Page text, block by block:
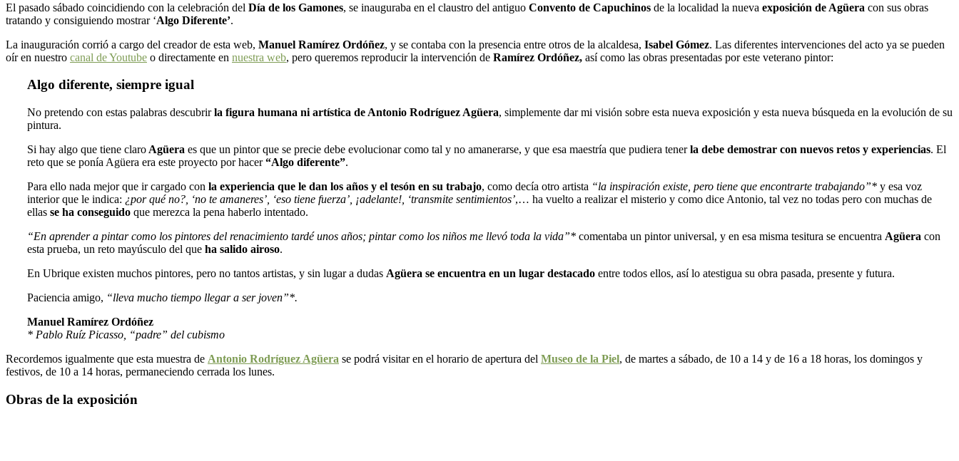
El pasado sábado coincidiendo con la celebración del Día de los Gamones, se inauguraba en el claustro del antiguo Convento de Capuchinos de la localidad la nueva exposición de Agüera con sus obras
tratando y consiguiendo mostrar ‘Algo Diferente’.
La inauguración corrió a cargo del creador de esta web, Manuel Ramírez Ordóñez, y se contaba con la presencia entre otros de la alcaldesa, Isabel Gómez. Las diferentes intervenciones del acto ya se pueden
oír en nuestro canal de Youtube o directamente en nuestra web, pero queremos reproducir la intervención de Ramírez Ordóñez, así como las obras presentadas por este veterano pintor:
Algo diferente, siempre igual
No pretendo con estas palabras descubrirla figura humana ni artística de Antonio Rodríguez Agüera, simplemente dar mi visión sobre esta nueva exposición y esta nueva búsqueda en la evolución de su
pintura.
Si hay algo que tiene claro Agüera es que un pintor que se precie debe evolucionar como tal y no amanerarse, y que esa maestría que pudiera tenerla debe demostrar con nuevos retos y experiencias. El
reto que se ponía Agüera era este proyecto por hacer“Algo diferente”.
Para ello nada mejor que ir cargado con la experiencia que le dan los años y el tesón en su trabajo, como decía otro artista “la inspiración existe, pero tiene que encontrarte trabajando”* y esa voz
interior que le indica: ¿por qué no?, ‘no te amaneres’, ‘eso tiene fuerza’, ¡adelante!, ‘transmite sentimientos’,… ha vuelto a realizar el misterio y como dice Antonio, tal vez no todas pero con muchas de
ellas se ha conseguido que merezca la pena haberlo intentado.
“En aprender a pintar como los pintores del renacimiento tardé unos años; pintar como los niños me llevó toda la vida”* comentaba un pintor universal, y en esa misma tesitura se encuentra Agüera con
esta prueba, un reto mayúsculo del que ha salido airoso.
En Ubrique existen muchos pintores, pero no tantos artistas, y sin lugar a dudas Agüera se encuentra en un lugar destacado entre todos ellos, así lo atestigua su obra pasada, presente y futura.
Paciencia amigo, “lleva mucho tiempo llegar a ser joven”*.
Manuel Ramírez Ordóñez
* Pablo Ruíz Picasso, “padre” del cubismo
Recordemos igualmente que esta muestra de Antonio Rodríguez Agüera se podrá visitar en el horario de apertura del Museo de la Piel, de martes a sábado, de 10 a 14 y de 16 a 18 horas, los domingos y
festivos, de 10 a 14 horas, permaneciendo cerrada los lunes.
Obras de la exposición